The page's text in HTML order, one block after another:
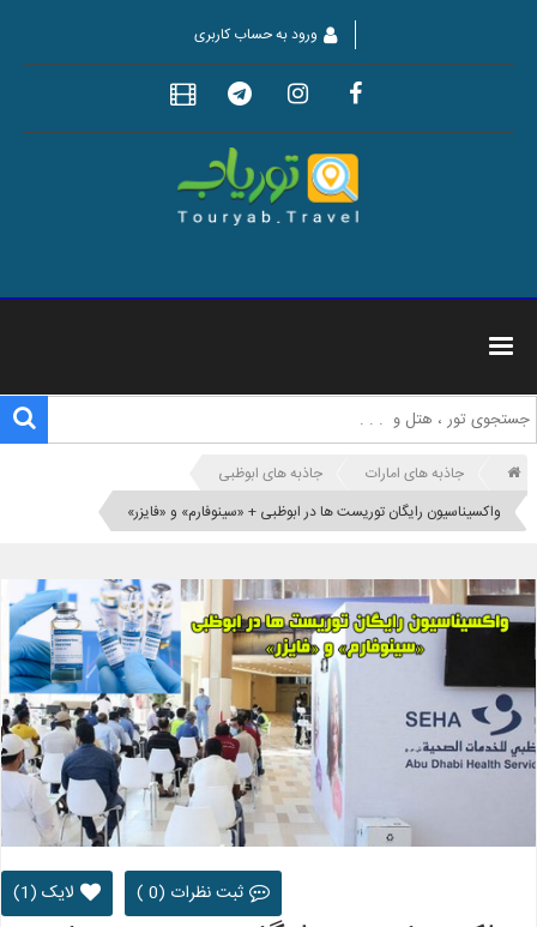
ورود به حساب کاربری
جاذبه های امارات
جاذبه های ابوظبی
واکسیناسیون رایگان توریست ها در ابوظبی + «سینوفارم» و «فایزر»
لایک (1) ثبت نظرات (0 )